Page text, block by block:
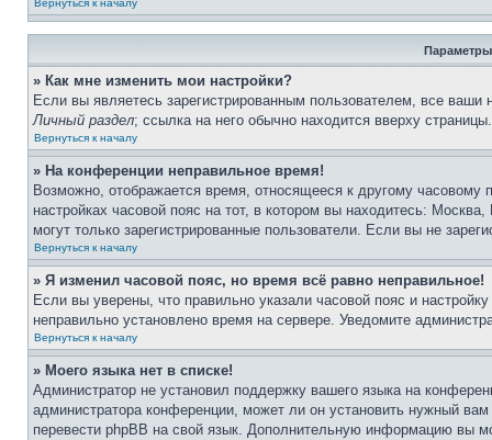
Вернуться к началу
Параметры
» Как мне изменить мои настройки?
Если вы являетесь зарегистрированным пользователем, все
Личный раздел; ссылка на него обычно находится вверху
Вернуться к началу
» На конференции неправильное время!
Возможно, отображается время, относящееся к другому
настройках часовой пояс на тот, в котором вы находитесь:
могут только зарегистрированные пользователи. Если вы не
Вернуться к началу
» Я изменил часовой пояс, но время всё равно неправильное!
Если вы уверены, что правильно указали часовой пояс и
неправильно установлено время на сервере. Уведомите
Вернуться к началу
» Моего языка нет в списке!
Администратор не установил поддержку вашего языка на
администратора конференции, может ли он установить нужный
перевести phpBB на свой язык. Дополнительную информацию вы